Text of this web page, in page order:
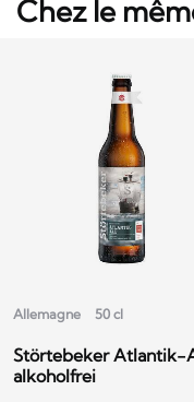
Chez le
Allemagne 50 cl
Störtebeker Atlantik-
alkoholfrei